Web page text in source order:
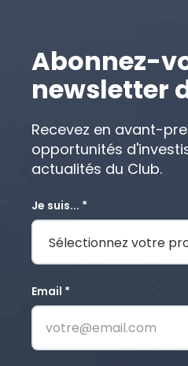
Abonnez-
newsletter
Recevez en avant-
opportunités
actualités du Club.
Je suis... *
Email *